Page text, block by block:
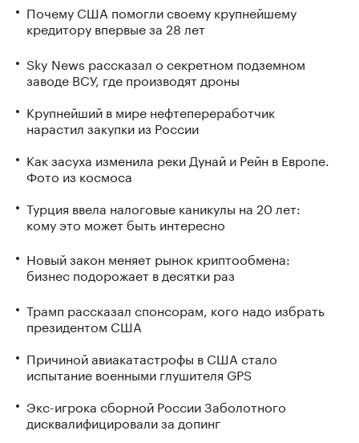
Почему США помогли своему крупнейшему
кредитору впервые за 28 лет
Sky News рассказал о секретном подземном
заводе ВСУ, где производят дроны
Крупнейший в мире нефтепереработчик
нарастил закупки из России
Как засуха изменила реки Дунай и Рейн в Европе.
Фото из космоса
Турция ввела налоговые каникулы на 20 лет:
кому это может быть интересно
Новый закон меняет рынок криптообмена:
бизнес подорожает в десятки раз
Трамп рассказал спонсорам, кого надо избрать
президентом США
Причиной авиакатастрофы в США стало
испытание военными глушителя GPS
Экс-игрока сборной России Заболотного
дисквалифицировали за допинг